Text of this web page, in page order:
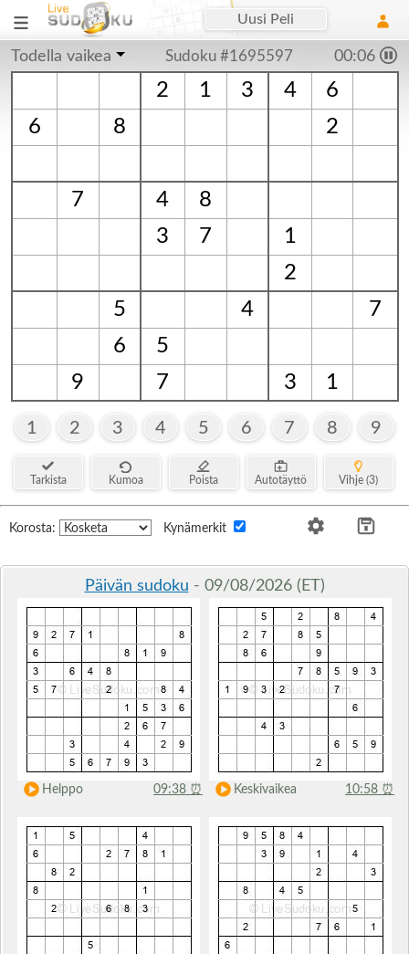
Uusi Peli
Todella vaikea Sudoku #1695597 00:07
2 1 3 4
6
6
8 2
7 4
8
3
7
1
2
5
4
7
6
5
9
7 3 1
1 2 3 4 5 6 7 8 9
Tarkista Kumoa Poista Autotäyttö Vihje (3)
Korosta: Kynämerkit
Päivän sudoku - 09/08/2026 (ET)
Helppo 09:38 ⏰ Keskivaikea 10:58 ⏰